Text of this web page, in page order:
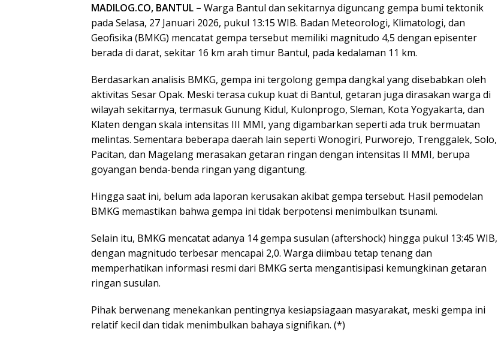
MADILOG.CO, BANTUL – Warga Bantul dan sekitarnya diguncang gempa bumi tektonik
pada Selasa, 27 Januari 2026, pukul 13:15 WIB. Badan Meteorologi, Klimatologi, dan
Geofisika (BMKG) mencatat gempa tersebut memiliki magnitudo 4,5 dengan episenter
berada di darat, sekitar 16 km arah timur Bantul, pada kedalaman 11 km.
Berdasarkan analisis BMKG, gempa ini tergolong gempa dangkal yang disebabkan oleh
aktivitas Sesar Opak. Meski terasa cukup kuat di Bantul, getaran juga dirasakan warga di
wilayah sekitarnya, termasuk Gunung Kidul, Kulonprogo, Sleman, Kota Yogyakarta, dan
Klaten dengan skala intensitas III MMI, yang digambarkan seperti ada truk bermuatan
melintas. Sementara beberapa daerah lain seperti Wonogiri, Purworejo, Trenggalek, Solo,
Pacitan, dan Magelang merasakan getaran ringan dengan intensitas II MMI, berupa
goyangan benda-benda ringan yang digantung.
Hingga saat ini, belum ada laporan kerusakan akibat gempa tersebut. Hasil pemodelan
BMKG memastikan bahwa gempa ini tidak berpotensi menimbulkan tsunami.
Selain itu, BMKG mencatat adanya 14 gempa susulan (aftershock) hingga pukul 13:45 WIB,
dengan magnitudo terbesar mencapai 2,0. Warga diimbau tetap tenang dan
memperhatikan informasi resmi dari BMKG serta mengantisipasi kemungkinan getaran
ringan susulan.
Pihak berwenang menekankan pentingnya kesiapsiagaan masyarakat, meski gempa ini
relatif kecil dan tidak menimbulkan bahaya signifikan. (*)